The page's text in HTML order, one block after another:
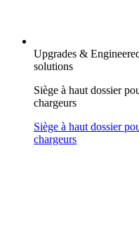
Upgrades &
solutions
Siège à haut dossier
chargeurs
Siège à haut dossier
chargeurs